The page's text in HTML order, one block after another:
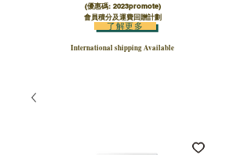
(優惠碼: 2023promote)
會員積分及運費回贈計劃
International shipping Available
了解更多